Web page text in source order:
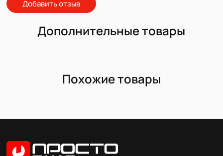
Добавить отзыв
Дополнительные товары
Похожие товары